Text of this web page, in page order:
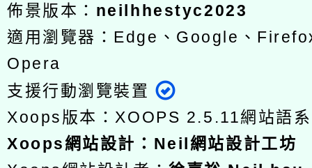
佈景版本： neilhhestyc2023
適用瀏覽器：Edge、Google、
Opera
支援行動瀏覽裝置
Xoops版本：XOOPS 2.5.11網站語
Xoops網站設計 ： Neil網站設計工坊